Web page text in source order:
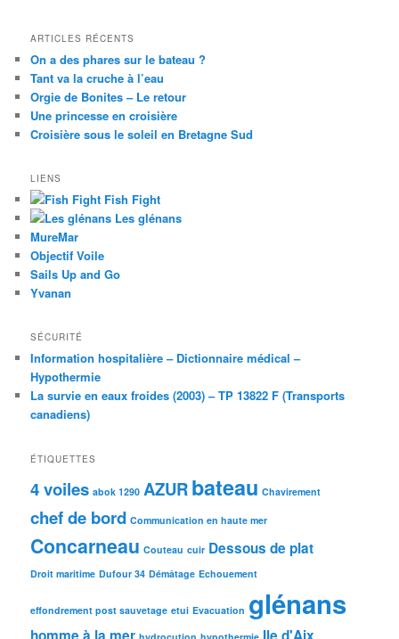
ARTICLES RÉCENTS
On a des phares sur le bateau ?
Tant va la cruche à l’eau
Orgie de Bonites – Le retour
Une princesse en croisière
Croisière sous le soleil en Bretagne Sud
LIENS
Fish Fight
Les glénans
MureMar
Objectif Voile
Sails Up and Go
Yvanan
SÉCURITÉ
Information hospitalière – Dictionnaire médical –
Hypothermie
La survie en eaux froides (2003) – TP 13822 F (Transports
canadiens)
ÉTIQUETTES
4 voiles abok 1290 AZURbateau Chavirement
chef de bord Communication en haute mer
Concarneau Couteau cuir Dessous de plat
Droit maritime Dufour 34 Démâtage Echouement
effondrement post sauvetage etui Evacuation glénans